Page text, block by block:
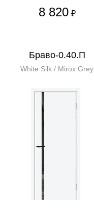
8 820 ₽
Браво-0.40.П
White Silk / Mirox Grey